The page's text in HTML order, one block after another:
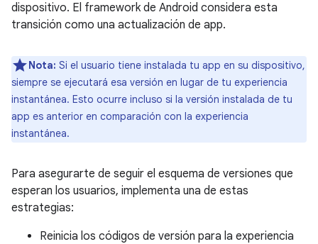
dispositivo. El framework de Android considera esta
transición como una actualización de app.
Nota: Si el usuario tiene instalada tu app en su dispositivo,
siempre se ejecutará esa versión en lugar de tu experiencia
instantánea. Esto ocurre incluso si la versión instalada de tu
app es anterior en comparación con la experiencia
instantánea.
Para asegurarte de seguir el esquema de versiones que
esperan los usuarios, implementa una de estas
estrategias:
Reinicia los códigos de versión para la experiencia